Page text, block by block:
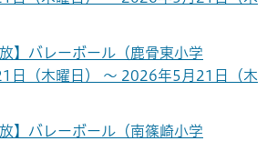
】バレーボール（鹿骨東小学
日（木曜日） ～ 2026年5月21日（木
】バレーボール（南篠崎小学